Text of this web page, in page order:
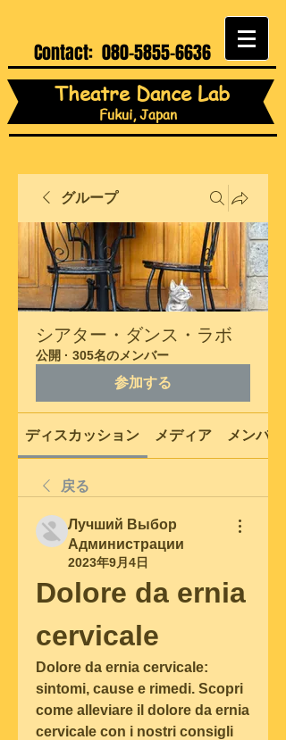
Contact: 080-5855-6636
Theatre Dance Lab
Fukui, Japan
グループ
シアター・ダンス・ラボ
公開 · 305名のメンバー
参加する
ディスカッション メディア メンバー
戻る
Лучший Выбор
Администрации
2023年9月4日
Dolore da ernia
cervicale
Dolore da ernia cervicale:
sintomi, cause e rimedi. Scopri
come alleviare il dolore da ernia
cervicale con i nostri consigli